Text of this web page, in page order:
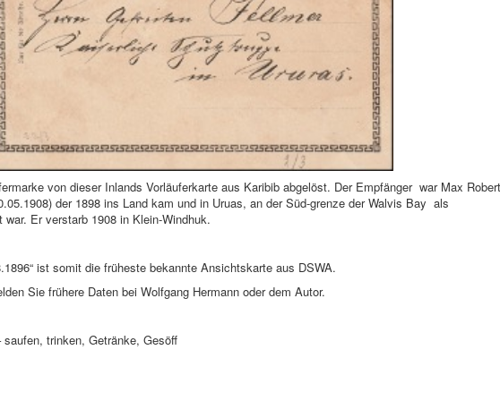
von dieser Inlands Vorläuferkarte aus Karibib abgelöst. Der Empfänger war Max Robert
der 1898 ins Land kam und in Uruas, an der Süd-grenze der Walvis Bay als
Er verstarb 1908 in Klein-Windhuk.
ist somit die früheste bekannte Ansichtskarte aus DSWA.
Sie frühere Daten bei Wolfgang Hermann oder dem Autor.
trinken, Getränke, Gesöff